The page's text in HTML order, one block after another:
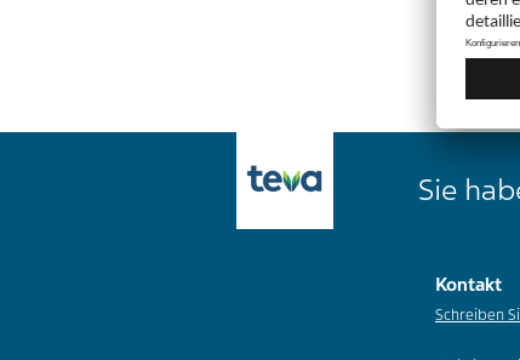
Sie
Kontakt
Schreiben